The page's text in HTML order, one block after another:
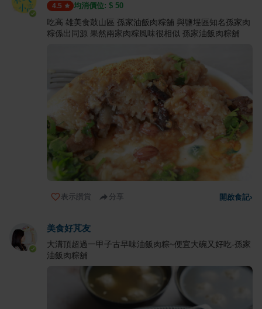
4.5 均消價位: $ 50
吃高 雄美食鼓山區 孫家油飯肉粽舖 與鹽埕區知名孫家肉
粽係出同源 果然兩家肉粽風味很相似 孫家油飯肉粽舖
表示讚賞 分享 開啟食記›
美食好芃友
大溝頂超過一甲子古早味油飯肉粽~便宜大碗又好吃-孫家
油飯肉粽舖